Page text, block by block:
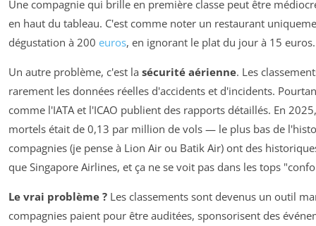
Une compagnie qui brille en première classe peut être
en haut du tableau. C'est comme noter un restaurant
dégustation à 200 euros, en ignorant le plat du jour à 15 euros.
Un autre problème, c'est la sécurité aérienne. Les
rarement les données réelles d'accidents et d'incidents.
comme l'IATA et l'ICAO publient des rapports détaillés. En
mortels était de 0,13 par million de vols — le plus bas de
compagnies (je pense à Lion Air ou Batik Air) ont des
que Singapore Airlines, et ça ne se voit pas dans les tops
Le vrai problème ? Les classements sont devenus un outil
compagnies paient pour être auditées, sponsorisent des